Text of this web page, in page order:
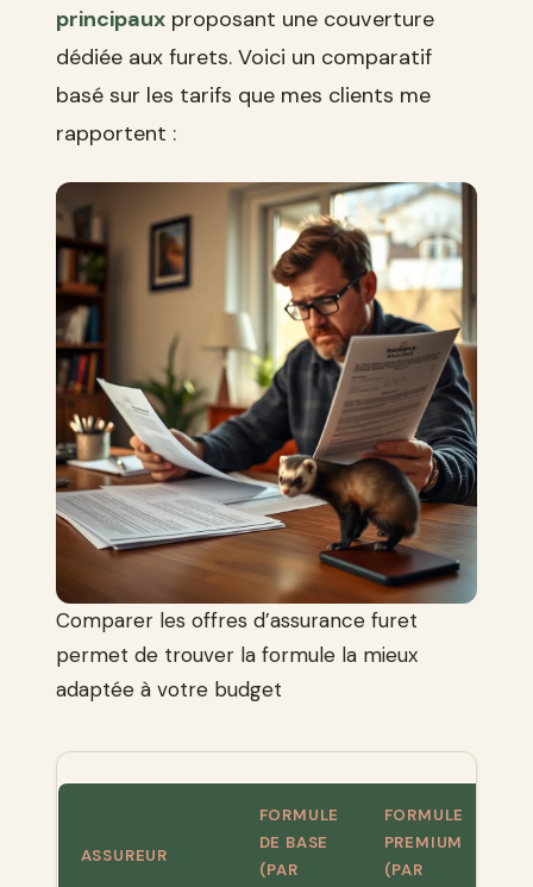
principaux proposant une couverture
dédiée aux furets. Voici un comparatif
basé sur les tarifs que mes clients me
rapportent :
Comparer les offres d’assurance furet
permet de trouver la formule la mieux
adaptée à votre budget
ASSUREUR
FORMULE
DE BASE
(PAR
FORMULE
PREMIUM
(PAR